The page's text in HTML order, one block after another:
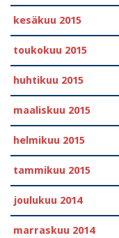
kesäkuu 2015
toukokuu 2015
huhtikuu 2015
maaliskuu 2015
helmikuu 2015
tammikuu 2015
joulukuu 2014
marraskuu 2014